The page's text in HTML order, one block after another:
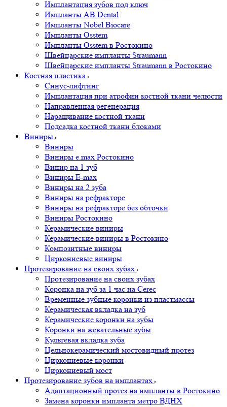
Имплантация зубов под ключ
Импланты AB Dental
Импланты Nobel Biocare
Импланты Osstem
Импланты Osstem в Ростокино
Швейцарские импланты Straumann
Швейцарские импланты Straumann в Ростокино
Костная пластика
Cинус-лифтинг
Имплантация при атрофии костной ткани челюсти
Направленная регенерация
Наращивание костной ткани
Подсадка костной ткани блоками
Виниры
Виниры
Виниры e.max Ростокино
Винир на 1 зуб
Виниры E-max
Виниры на 2 зуба
Виниры на рефракторе
Виниры на рефракторе без обточки
Виниры Ростокино
Керамические виниры
Керамические виниры в Ростокино
Композитные виниры
Циркониевые виниры
Протезирование на своих зубах
Протезирование на своих зубах
Коронка на зуб за 1 час на Cerec
Временные зубные коронки из пластмассы
Керамическая вкладка на зуб
Керамические коронки на зубы
Коронки на жевательные зубы
Культевая вкладка зуба
Цельнокерамический мостовидный протез
Циркониевые коронки
Циркониевый мост
Протезирование зубов на имплантах
Адаптационный протез на импланты в Ростокино
Замена коронки импланта метро ВДНХ